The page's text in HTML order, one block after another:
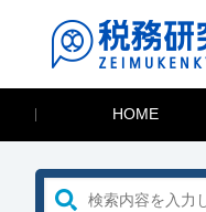
HOME